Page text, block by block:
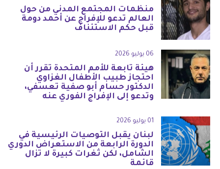
منظمات المجتمع المدني من حول
العالم تدعو للإفراج عن أحمد دومة
قبل حكم الاستئناف
06 يوليو 2026
هيئة تابعة للأمم المتحدة تقرر أن
احتجاز طبيب الأطفال الغزاوي
الدكتور حسام أبو صفية تعسفي،
وتدعو إلى الإفراج الفوري عنه
01 يوليو 2026
لبنان يقبل التوصيات الرئيسية في
الدورة الرابعة من الاستعراض الدوري
الشامل، لكن ثغرات كبيرة لا تزال
قائمة